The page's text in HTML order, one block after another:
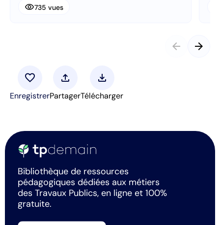
visibility735 vues
arrow_back arrow_forward
favorite
Enregistrer
upload
Partager
download
Télécharger
Bibliothèque de ressources
pédagogiques dédiées aux métiers
des Travaux Publics, en ligne et 100%
gratuite.